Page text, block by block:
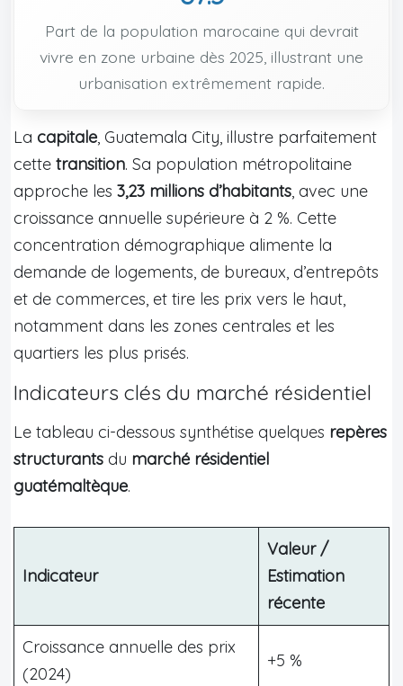
Part de la population marocaine qui devrait
vivre en zone urbaine dès 2025, illustrant une
urbanisation extrêmement rapide.
La capitale, Guatemala City, illustre parfaitement
cette transition. Sa population métropolitaine
approche les 3,23 millions d’habitants, avec une
croissance annuelle supérieure à 2 %. Cette
concentration démographique alimente la
demande de logements, de bureaux, d’entrepôts
et de commerces, et tire les prix vers le haut,
notamment dans les zones centrales et les
quartiers les plus prisés.
Indicateurs clés du marché résidentiel
Le tableau ci-dessous synthétise quelques repères
structurants du marché résidentiel
guatémaltèque.
Indicateur
Valeur /
Estimation
récente
Croissance annuelle des prix
(2024)
+5 %